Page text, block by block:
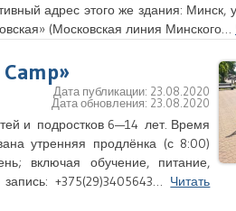
адрес этого же здания: Минск,
(Московская линия Минского…
Дата публикации: 23.08.2020
Дата обновления: 23.08.2020
и подростков 6—14 лет. Время
утренняя продлёнка (с 8:00)
включая обучение, питание,
+375(29)3405643… Читать